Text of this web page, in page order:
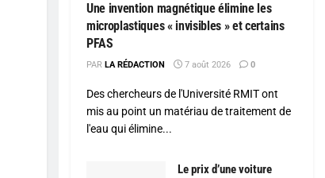
Une invention magnétique élimine les
microplastiques « invisibles » et certains
PFAS
PAR LA RÉDACTION 7 août 2026 0
Des chercheurs de l'Université RMIT ont
mis au point un matériau de traitement de
l'eau qui élimine...
Le prix d’une voiture